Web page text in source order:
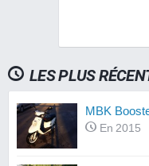
LES PLUS
MBK
En 2015